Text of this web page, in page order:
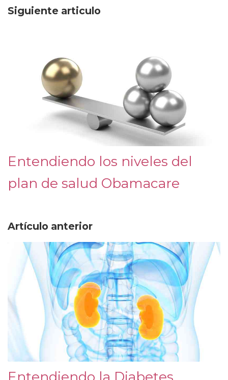
Siguiente articulo
Entendiendo los niveles del
plan de salud Obamacare
Artículo anterior